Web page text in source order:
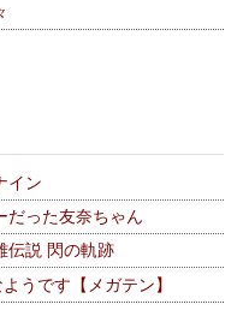
イン
だった友奈ちゃん
伝説 閃の軌跡
うです【メガテン】